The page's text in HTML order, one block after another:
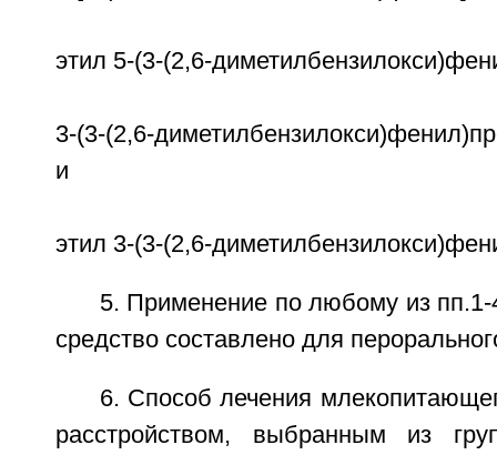
этил 5-(3-(2,6-
3-(3-(2,6-
и
этил 3-(3-(2,6-
5. Применение по любому из пп.1-
средство составлено для
6. Способ лечения
расстройством, выбранным из